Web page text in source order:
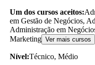
Um dos cursos aceitos:
em Gestão de Negócios,
Administração em
Marketing Ver mais cursos
Nível:Técnico, Médio